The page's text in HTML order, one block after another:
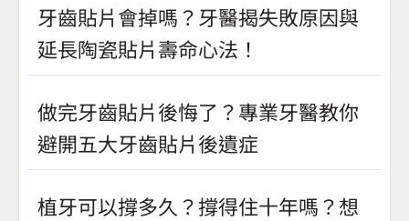
牙齒貼片會掉嗎？牙醫揭失敗原因與
延長陶瓷貼片壽命心法！
做完牙齒貼片後悔了？專業牙醫教你
避開五大牙齒貼片後遺症
植牙可以撐多久？撐得住十年嗎？想